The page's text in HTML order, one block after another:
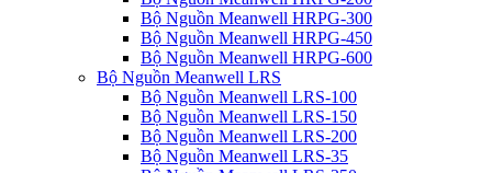
Bộ Nguồn Meanwell HRPG-300
Bộ Nguồn Meanwell HRPG-450
Bộ Nguồn Meanwell HRPG-600
Bộ Nguồn Meanwell LRS
Bộ Nguồn Meanwell LRS-100
Bộ Nguồn Meanwell LRS-150
Bộ Nguồn Meanwell LRS-200
Bộ Nguồn Meanwell LRS-35